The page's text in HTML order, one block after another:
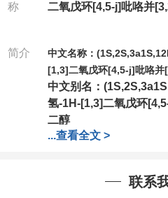
称
二氧戊环[4,5-j]吡咯并
简介
中文名称：
[1,3]二氧戊环[4,5-j]吡咯
中文别名：
氢-1H-[1,3]二氧戊环
二醇
英文名称：
...查看全文 >
联系